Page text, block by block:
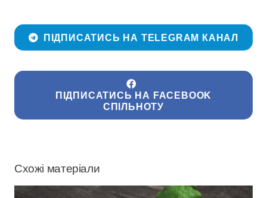
ПІДПИСАТИСЬ НА TELEGRAM КАНАЛ
ПІДПИСАТИСЬ НА FACEBOOK
СПІЛЬНОТУ
Схожі матеріали